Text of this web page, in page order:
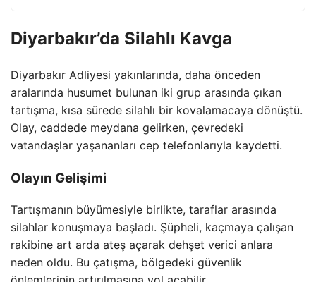
Diyarbakır’da Silahlı Kavga
Diyarbakır Adliyesi yakınlarında, daha önceden
aralarında husumet bulunan iki grup arasında çıkan
tartışma, kısa sürede silahlı bir kovalamacaya dönüştü.
Olay, caddede meydana gelirken, çevredeki
vatandaşlar yaşananları cep telefonlarıyla kaydetti.
Olayın Gelişimi
Tartışmanın büyümesiyle birlikte, taraflar arasında
silahlar konuşmaya başladı. Şüpheli, kaçmaya çalışan
rakibine art arda ateş açarak dehşet verici anlara
neden oldu. Bu çatışma, bölgedeki güvenlik